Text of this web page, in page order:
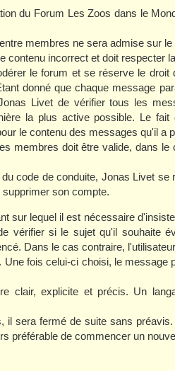
du Forum Les Zoos dans le
membres ne sera admise sur le
contenu incorrect et doit respecter
le forum et se réserve le droit
donné que chaque message
Livet de vérifier tous les
la plus active possible. Le
le contenu des messages qu'il a
membres doit être valide, dans
code de conduite, Jonas Livet se
son compte.
sur lequel il est nécessaire
vérifier si le sujet qu'il souhaite
Dans le cas contraire,
fois celui-ci choisi, le
clair, explicite et précis. Un
il sera fermé de suite sans
préférable de commencer un